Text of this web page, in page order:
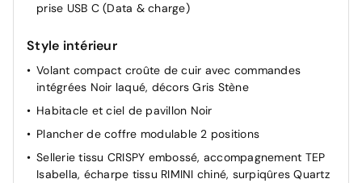
prise USB C (Data & charge)
Style intérieur
Volant compact croûte de cuir avec commandes
intégrées Noir laqué, décors Gris Stène
Habitacle et ciel de pavillon Noir
Plancher de coffre modulable 2 positions
Sellerie tissu CRISPY embossé, accompagnement TEP
Isabella, écharpe tissu RIMINI chiné, surpiqûres Quartz